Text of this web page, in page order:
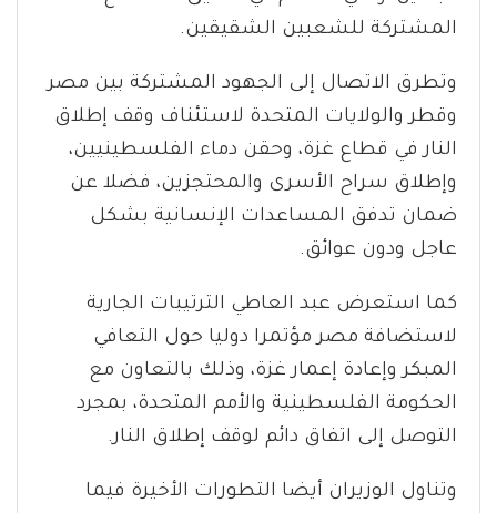
المشتركة للشعبين الشقيقين.
وتطرق الاتصال إلى الجهود المشتركة بين مصر
وقطر والولايات المتحدة لاستئناف وقف إطلاق
النار في قطاع غزة، وحقن دماء الفلسطينيين،
وإطلاق سراح الأسرى والمحتجزين، فضلا عن
ضمان تدفق المساعدات الإنسانية بشكل
عاجل ودون عوائق.
كما استعرض عبد العاطي الترتيبات الجارية
لاستضافة مصر مؤتمرا دوليا حول التعافي
المبكر وإعادة إعمار غزة، وذلك بالتعاون مع
الحكومة الفلسطينية والأمم المتحدة، بمجرد
التوصل إلى اتفاق دائم لوقف إطلاق النار.
وتناول الوزيران أيضا التطورات الأخيرة فيما